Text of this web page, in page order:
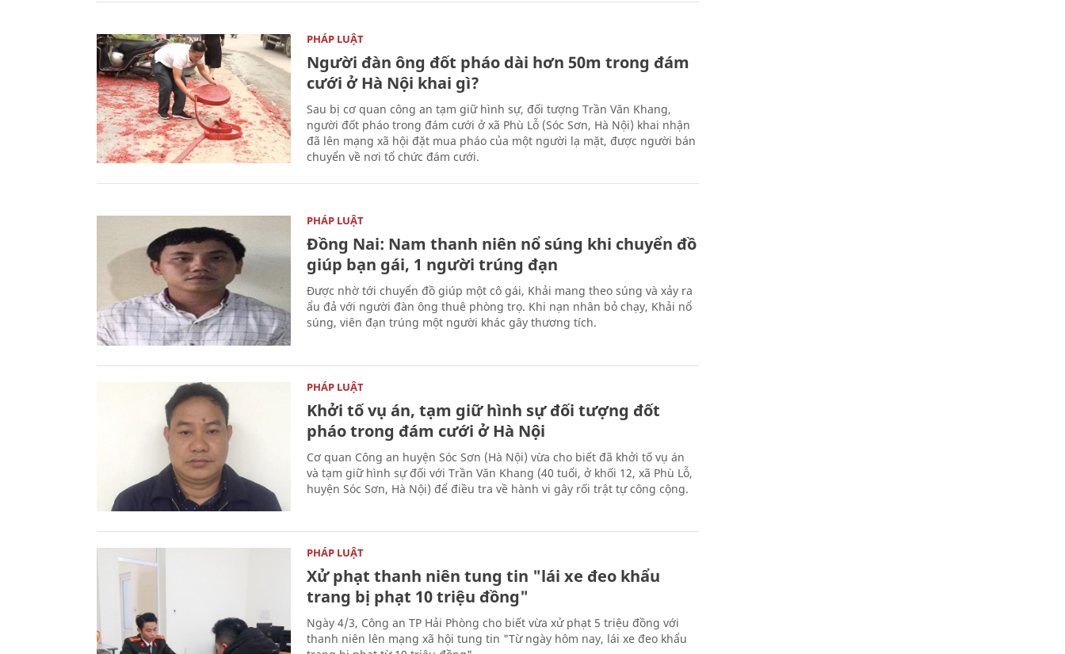
PHÁP LUẬT
Người đàn ông đốt pháo dài hơn 50m trong đám
cưới ở Hà Nội khai gì?
Sau bị cơ quan công an tạm giữ hình sự, đối tượng Trần Văn Khang,
người đốt pháo trong đám cưới ở xã Phù Lỗ (Sóc Sơn, Hà Nội) khai nhận
đã lên mạng xã hội đặt mua pháo của một người lạ mặt, được người bán
chuyển về nơi tổ chức đám cưới.
PHÁP LUẬT
Đồng Nai: Nam thanh niên nổ súng khi chuyển đồ
giúp bạn gái, 1 người trúng đạn
Được nhờ tới chuyển đồ giúp một cô gái, Khải mang theo súng và xảy ra
ẩu đả với người đàn ông thuê phòng trọ. Khi nạn nhân bỏ chạy, Khải nổ
súng, viên đạn trúng một người khác gây thương tích.
PHÁP LUẬT
Khởi tố vụ án, tạm giữ hình sự đối tượng đốt
pháo trong đám cưới ở Hà Nội
Cơ quan Công an huyện Sóc Sơn (Hà Nội) vừa cho biết đã khởi tố vụ án
và tạm giữ hình sự đối với Trần Văn Khang (40 tuổi, ở khối 12, xã Phù Lỗ,
huyện Sóc Sơn, Hà Nội) để điều tra về hành vi gây rối trật tự công cộng.
PHÁP LUẬT
Xử phạt thanh niên tung tin "lái xe đeo khẩu
trang bị phạt 10 triệu đồng"
Ngày 4/3, Công an TP Hải Phòng cho biết vừa xử phạt 5 triệu đồng với
thanh niên lên mạng xã hội tung tin "Từ ngày hôm nay, lái xe đeo khẩu